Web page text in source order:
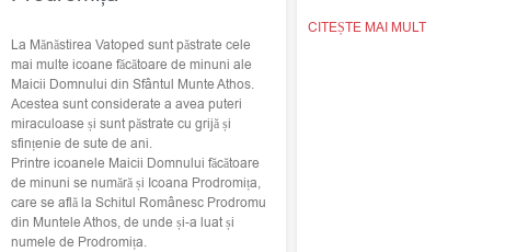
La Mănăstirea Vatoped sunt păstrate cele
mai multe icoane făcătoare de minuni ale
Maicii Domnului din Sfântul Munte Athos.
Acestea sunt considerate a avea puteri
miraculoase și sunt păstrate cu grijă și
sfințenie de sute de ani.
Printre icoanele Maicii Domnului făcătoare
de minuni se numără și Icoana Prodromița,
care se află la Schitul Românesc Prodromu
din Muntele Athos, de unde și-a luat și
numele de Prodromița.
CITEȘTE MAI MULT